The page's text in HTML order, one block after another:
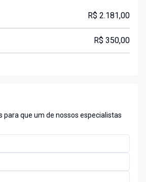
R$ 2.181,00
R$ 350,00
para que um de nossos especialistas